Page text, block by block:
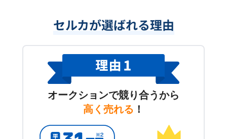
セルカが選ばれる理由
オークションで競り合うから
高く売れる ！